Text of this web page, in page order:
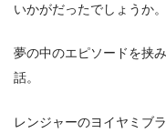
いかがだったでしょうか。
夢の中のエピソードを挟
話。
レンジャーのヨイヤミブ